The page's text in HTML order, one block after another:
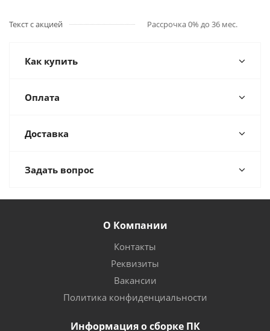
Текст с акцией Рассрочка 0% до 36 мес.
Как купить
Оплата
Доставка
Задать вопрос
О Компании
Контакты
Реквизиты
Вакансии
Политика конфиденциальности
Информация о сборке ПК